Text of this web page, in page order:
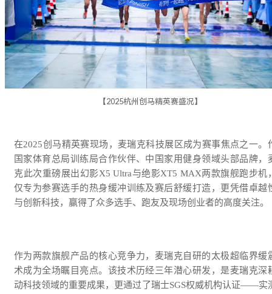
【2025杭州创马精英赛盛况】
在2025创马精英赛现场，麦瑞克科技展区成为赛事焦点之一。
国家体育总局训练局合作伙伴、中国家用健身领域头部品牌，
克此次重磅展出幻影X5 Ultra与绝影XT5 MAX两款旗舰跑步机
仅专为参赛选手的热身缓冲训练及赛后舒缓打造，更凭借卓越
与创新科技，赢得了众多选手、跑友及现场创业者的高度关注。
作为两款旗舰产品的核心竞争力，麦瑞克自研的太极超临界缓
术成为全场瞩目亮点。该技术历经三年潜心研发，是麦瑞克深
动科技领域的重要成果，更通过了瑞士SGS权威机构认证——实